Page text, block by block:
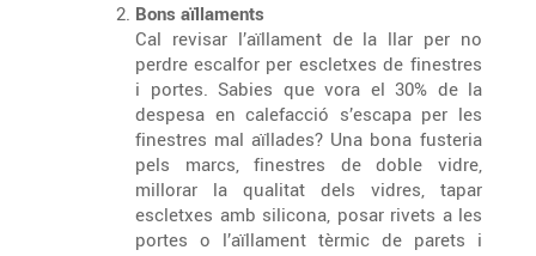
Bons aïllaments
Cal revisar l’aïllament de la llar per no
perdre escalfor per escletxes de finestres
i portes. Sabies que vora el 30% de la
despesa en calefacció s’escapa per les
finestres mal aïllades? Una bona fusteria
pels marcs, finestres de doble vidre,
millorar la qualitat dels vidres, tapar
escletxes amb silicona, posar rivets a les
portes o l’aïllament tèrmic de parets i